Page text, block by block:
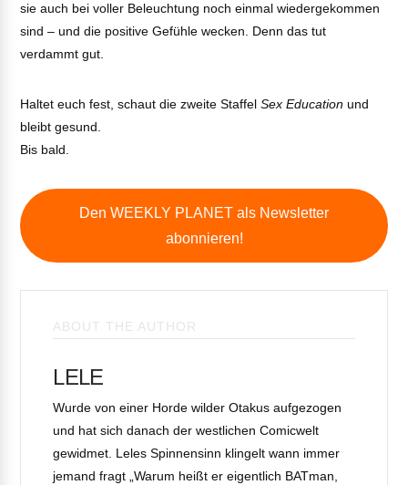
sie auch bei voller Beleuchtung noch einmal wiedergekommen
sind – und die positive Gefühle wecken. Denn das tut
verdammt gut.
Haltet euch fest, schaut die zweite StaffelSex Education und
bleibt gesund.
Bis bald.
Den WEEKLY PLANET als Newsletter
abonnieren!
ABOUT THE AUTHOR
LELE
Wurde von einer Horde wilder Otakus aufgezogen
und hat sich danach der westlichen Comicwelt
gewidmet. Leles Spinnensinn klingelt wann immer
jemand fragt „Warum heißt er eigentlich BATman,